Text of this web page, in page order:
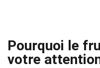
Pourquoi le
votre